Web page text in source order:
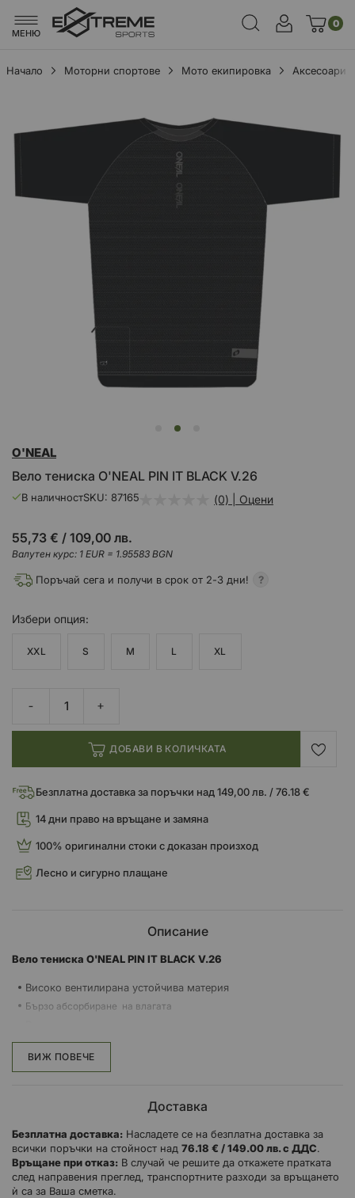
МЕНЮ
0
Начало Моторни спортове Мото екипировка
Аксесоари
на
към
на
галерия
Вело тениска O'NEAL PIN IT BLACK V.26
O'NEAL
В наличностSKU 87165 (0) | Оцени
55,73 € / 109,00 лв.
Валутен курс: 1 EUR = 1.95583 BGN
Поръчай сега и получи в срок от 2-3 дни!
Избери опция
XXL S M L XL
ДОБАВИ В КОЛИЧКАТА
Безплатна доставка за поръчки над 149,00 лв. / 76.18 €
14 дни право на връщане и замяна
100% оригинални стоки с доказан произход
Лесно и сигурно плащане
Описание
Вело тениска O'NEAL PIN IT BLACK V.26
Високо вентилирана устойчива материя
Бързо абсорбиране на влагата
Ежедневна кройка
Скрит страничен джоб с цип
Може да се носи със или без защита
ВИЖ ПОВЕЧЕ
Доставка
Безплатна доставка: Насладете се на безплатна доставка за
всички поръчки на стойност над 76.18 € / 149.00 лв. с ДДС.
Връщане при отказ: В случай че решите да откажете пратката
след направения преглед, транспортните разходи за връщането
ѝ са за Ваша сметка.